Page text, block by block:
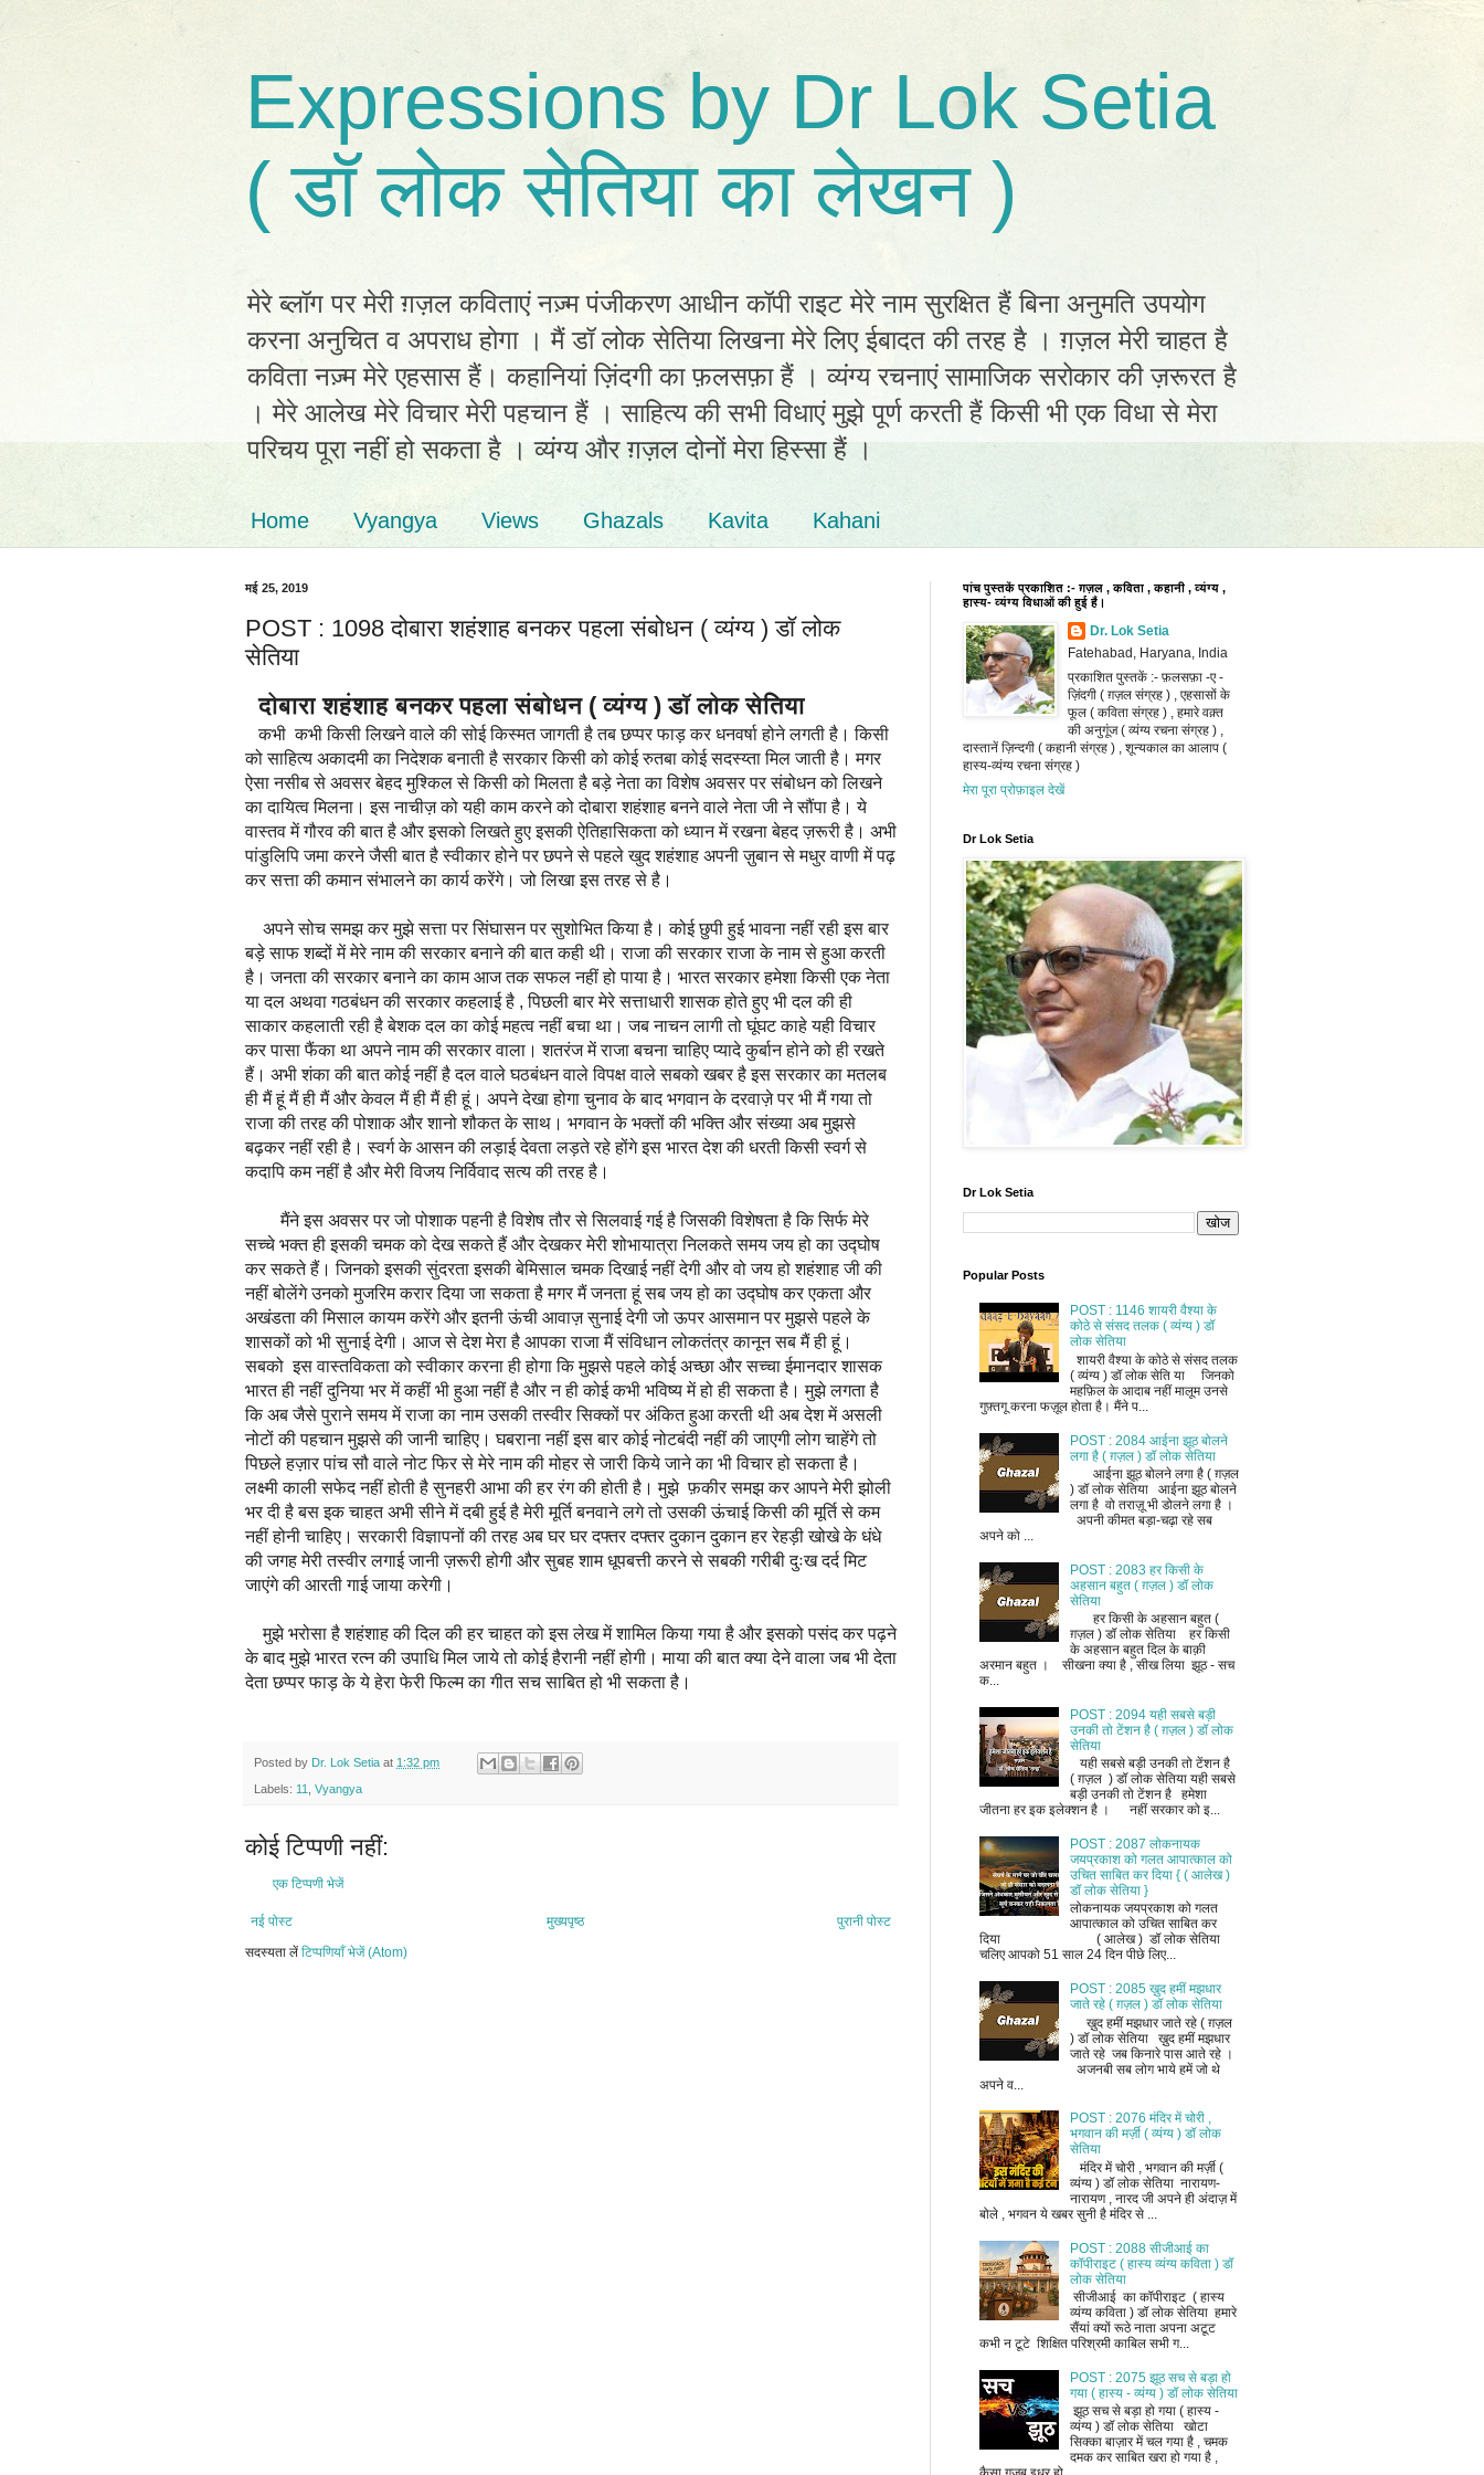
Expressions by Dr Lok Setia
( डॉ लोक सेतिया का लेखन )
मेरे ब्लॉग पर मेरी ग़ज़ल कविताएं नज़्म पंजीकरण आधीन कॉपी राइट मेरे नाम सुरक्षित हैं बिना अनुमति उपयोग
करना अनुचित व अपराध होगा । मैं डॉ लोक सेतिया लिखना मेरे लिए ईबादत की तरह है । ग़ज़ल मेरी चाहत है
कविता नज़्म मेरे एहसास हैं। कहानियां ज़िंदगी का फ़लसफ़ा हैं । व्यंग्य रचनाएं सामाजिक सरोकार की ज़रूरत है
। मेरे आलेख मेरे विचार मेरी पहचान हैं । साहित्य की सभी विधाएं मुझे पूर्ण करती हैं किसी भी एक विधा से मेरा
परिचय पूरा नहीं हो सकता है । व्यंग्य और ग़ज़ल दोनों मेरा हिस्सा हैं ।
Home Vyangya Views Ghazals Kavita Kahani
मई 25, 2019
POST : 1098 दोबारा शहंशाह बनकर पहला संबोधन ( व्यंग्य ) डॉ लोक
सेतिया
दोबारा शहंशाह बनकर पहला संबोधन ( व्यंग्य ) डॉ लोक सेतिया
कभी कभी किसी लिखने वाले की सोई किस्मत जागती है तब छप्पर फाड़ कर धनवर्षा होने लगती है। किसी
को साहित्य अकादमी का निदेशक बनाती है सरकार किसी को कोई रुतबा कोई सदस्य्ता मिल जाती है। मगर
ऐसा नसीब से अवसर बेहद मुश्किल से किसी को मिलता है बड़े नेता का विशेष अवसर पर संबोधन को लिखने
का दायित्व मिलना। इस नाचीज़ को यही काम करने को दोबारा शहंशाह बनने वाले नेता जी ने सौंपा है। ये
वास्तव में गौरव की बात है और इसको लिखते हुए इसकी ऐतिहासिकता को ध्यान में रखना बेहद ज़रूरी है। अभी
पांडुलिपि जमा करने जैसी बात है स्वीकार होने पर छपने से पहले खुद शहंशाह अपनी ज़ुबान से मधुर वाणी में पढ़
कर सत्ता की कमान संभालने का कार्य करेंगे। जो लिखा इस तरह से है।
अपने सोच समझ कर मुझे सत्ता पर सिंघासन पर सुशोभित किया है। कोई छुपी हुई भावना नहीं रही इस बार
बड़े साफ शब्दों में मेरे नाम की सरकार बनाने की बात कही थी। राजा की सरकार राजा के नाम से हुआ करती
है। जनता की सरकार बनाने का काम आज तक सफल नहीं हो पाया है। भारत सरकार हमेशा किसी एक नेता
या दल अथवा गठबंधन की सरकार कहलाई है , पिछली बार मेरे सत्ताधारी शासक होते हुए भी दल की ही
साकार कहलाती रही है बेशक दल का कोई महत्व नहीं बचा था। जब नाचन लागी तो घूंघट काहे यही विचार
कर पासा फैंका था अपने नाम की सरकार वाला। शतरंज में राजा बचना चाहिए प्यादे कुर्बान होने को ही रखते
हैं। अभी शंका की बात कोई नहीं है दल वाले घठबंधन वाले विपक्ष वाले सबको खबर है इस सरकार का मतलब
ही मैं हूं मैं ही मैं और केवल मैं ही मैं ही हूं। अपने देखा होगा चुनाव के बाद भगवान के दरवाज़े पर भी मैं गया तो
राजा की तरह की पोशाक और शानो शौकत के साथ। भगवान के भक्तों की भक्ति और संख्या अब मुझसे
बढ़कर नहीं रही है। स्वर्ग के आसन की लड़ाई देवता लड़ते रहे होंगे इस भारत देश की धरती किसी स्वर्ग से
कदापि कम नहीं है और मेरी विजय निर्विवाद सत्य की तरह है।
मैंने इस अवसर पर जो पोशाक पहनी है विशेष तौर से सिलवाई गई है जिसकी विशेषता है कि सिर्फ मेरे
सच्चे भक्त ही इसकी चमक को देख सकते हैं और देखकर मेरी शोभायात्रा निलकते समय जय हो का उद्घोष
कर सकते हैं। जिनको इसकी सुंदरता इसकी बेमिसाल चमक दिखाई नहीं देगी और वो जय हो शहंशाह जी की
नहीं बोलेंगे उनको मुजरिम करार दिया जा सकता है मगर मैं जनता हूं सब जय हो का उद्घोष कर एकता और
अखंडता की मिसाल कायम करेंगे और इतनी ऊंची आवाज़ सुनाई देगी जो ऊपर आसमान पर मुझसे पहले के
शासकों को भी सुनाई देगी। आज से देश मेरा है आपका राजा मैं संविधान लोकतंत्र कानून सब मैं ही हूं।
सबको इस वास्तविकता को स्वीकार करना ही होगा कि मुझसे पहले कोई अच्छा और सच्चा ईमानदार शासक
भारत ही नहीं दुनिया भर में कहीं भी हुआ नहीं है और न ही कोई कभी भविष्य में हो ही सकता है। मुझे लगता है
कि अब जैसे पुराने समय में राजा का नाम उसकी तस्वीर सिक्कों पर अंकित हुआ करती थी अब देश में असली
नोटों की पहचान मुझसे की जानी चाहिए। घबराना नहीं इस बार कोई नोटबंदी नहीं की जाएगी लोग चाहेंगे तो
पिछले हज़ार पांच सौ वाले नोट फिर से मेरे नाम की मोहर से जारी किये जाने का भी विचार हो सकता है।
लक्ष्मी काली सफेद नहीं होती है सुनहरी आभा की हर रंग की होती है। मुझे फ़कीर समझ कर आपने मेरी झोली
भर दी है बस इक चाहत अभी सीने में दबी हुई है मेरी मूर्ति बनवाने लगे तो उसकी ऊंचाई किसी की मूर्ति से कम
नहीं होनी चाहिए। सरकारी विज्ञापनों की तरह अब घर घर दफ्तर दफ्तर दुकान दुकान हर रेहड़ी खोखे के धंधे
की जगह मेरी तस्वीर लगाई जानी ज़रूरी होगी और सुबह शाम धूपबत्ती करने से सबकी गरीबी दुःख दर्द मिट
जाएंगे की आरती गाई जाया करेगी।
मुझे भरोसा है शहंशाह की दिल की हर चाहत को इस लेख में शामिल किया गया है और इसको पसंद कर पढ़ने
के बाद मुझे भारत रत्न की उपाधि मिल जाये तो कोई हैरानी नहीं होगी। माया की बात क्या देने वाला जब भी देता
देता छप्पर फाड़ के ये हेरा फेरी फिल्म का गीत सच साबित हो भी सकता है।
Posted by Dr. Lok Setia at 1:32 pm
Labels: 11 Vyangya
कोई टिप्पणी नहीं:
एक टिप्पणी भेजें
नई पोस्ट पुरानी पोस्ट
मुख्यपृष्ठ
सदस्यता लें टिप्पणियाँ भेजें (Atom)
पांच पुस्तकें प्रकाशित :- ग़ज़ल , कविता , कहानी , व्यंग्य ,
हास्य- व्यंग्य विधाओं की हुई हैं।
Dr. Lok Setia
Fatehabad, Haryana, India
प्रकाशित पुस्तकें :- फ़लसफ़ा -ए -
ज़िंदगी ( ग़ज़ल संग्रह ) , एहसासों के
फूल ( कविता संग्रह ) , हमारे वक़्त
की अनुगूंज ( व्यंग्य रचना संग्रह ) ,
दास्तानें ज़िन्दगी ( कहानी संग्रह ) , शून्यकाल का आलाप (
हास्य-व्यंग्य रचना संग्रह )
मेरा पूरा प्रोफ़ाइल देखें
Dr Lok Setia
Dr Lok Setia
Popular Posts
POST : 1146 शायरी वैश्या के
कोठे से संसद तलक ( व्यंग्य ) डॉ
लोक सेतिया
शायरी वैश्या के कोठे से संसद तलक
( व्यंग्य ) डॉ लोक सेति या जिनको
महफ़िल के आदाब नहीं मालूम उनसे
गुफ़्तगू करना फज़ूल होता है। मैंने प...
POST : 2084 आईना झूठ बोलने
लगा है ( ग़ज़ल ) डॉ लोक सेतिया
आईना झूठ बोलने लगा है ( ग़ज़ल
) डॉ लोक सेतिया आईना झूठ बोलने
लगा है वो तराज़ू भी डोलने लगा है ।
अपनी कीमत बड़ा-चढ़ा रहे सब
अपने को ...
POST : 2083 हर किसी के
अहसान बहुत ( ग़ज़ल ) डॉ लोक
सेतिया
हर किसी के अहसान बहुत (
ग़ज़ल ) डॉ लोक सेतिया हर किसी
के अहसान बहुत दिल के बाक़ी
अरमान बहुत । सीखना क्या है , सीख लिया झूठ - सच
क...
POST : 2094 यही सबसे बड़ी
उनकी तो टेंशन है ( ग़ज़ल ) डॉ लोक
सेतिया
यही सबसे बड़ी उनकी तो टेंशन है
( ग़ज़ल ) डॉ लोक सेतिया यही सबसे
बड़ी उनकी तो टेंशन है हमेशा
जीतना हर इक इलेक्शन है । नहीं सरकार को इ...
POST : 2087 लोकनायक
जयप्रकाश को गलत आपात्काल को
उचित साबित कर दिया { ( आलेख )
डॉ लोक सेतिया }
लोकनायक जयप्रकाश को गलत
आपात्काल को उचित साबित कर
दिया ( आलेख ) डॉ लोक सेतिया
चलिए आपको 51 साल 24 दिन पीछे लिए...
POST : 2085 ख़ुद हमीं मझधार
जाते रहे ( ग़ज़ल ) डॉ लोक सेतिया
ख़ुद हमीं मझधार जाते रहे ( ग़ज़ल
) डॉ लोक सेतिया ख़ुद हमीं मझधार
जाते रहे जब किनारे पास आते रहे ।
अजनबी सब लोग भाये हमें जो थे
अपने व...
POST : 2076 मंदिर में चोरी ,
भगवान की मर्ज़ी ( व्यंग्य ) डॉ लोक
सेतिया
मंदिर में चोरी , भगवान की मर्ज़ी (
व्यंग्य ) डॉ लोक सेतिया नारायण-
नारायण , नारद जी अपने ही अंदाज़ में
बोले , भगवन ये खबर सुनी है मंदिर से ...
POST : 2088 सीजीआई का
कॉपीराइट ( हास्य व्यंग्य कविता ) डॉ
लोक सेतिया
सीजीआई का कॉपीराइट ( हास्य
व्यंग्य कविता ) डॉ लोक सेतिया हमारे
सैंयां क्यों रूठे नाता अपना अटूट
कभी न टूटे शिक्षित परिश्रमी काबिल सभी ग...
POST : 2075 झूठ सच से बड़ा हो
गया ( हास्य - व्यंग्य ) डॉ लोक सेतिया
झूठ सच से बड़ा हो गया ( हास्य -
व्यंग्य ) डॉ लोक सेतिया खोटा
सिक्का बाज़ार में चल गया है , चमक
दमक कर साबित खरा हो गया है ,